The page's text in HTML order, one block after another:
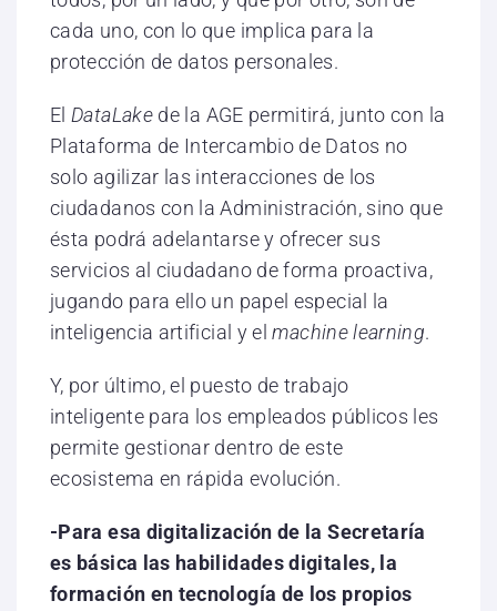
cada uno, con lo que implica para la
protección de datos personales.
El DataLakede la AGE permitirá, junto con la
Plataforma de Intercambio de Datos no
solo agilizar las interacciones de los
ciudadanos con la Administración, sino que
ésta podrá adelantarse y ofrecer sus
servicios al ciudadano de forma proactiva,
jugando para ello un papel especial la
inteligencia artificial y elmachine learning.
Y, por último, el puesto de trabajo
inteligente para los empleados públicos les
permite gestionar dentro de este
ecosistema en rápida evolución.
-Para esa digitalización de la Secretaría
es básica las habilidades digitales, la
formación en tecnología de los propios